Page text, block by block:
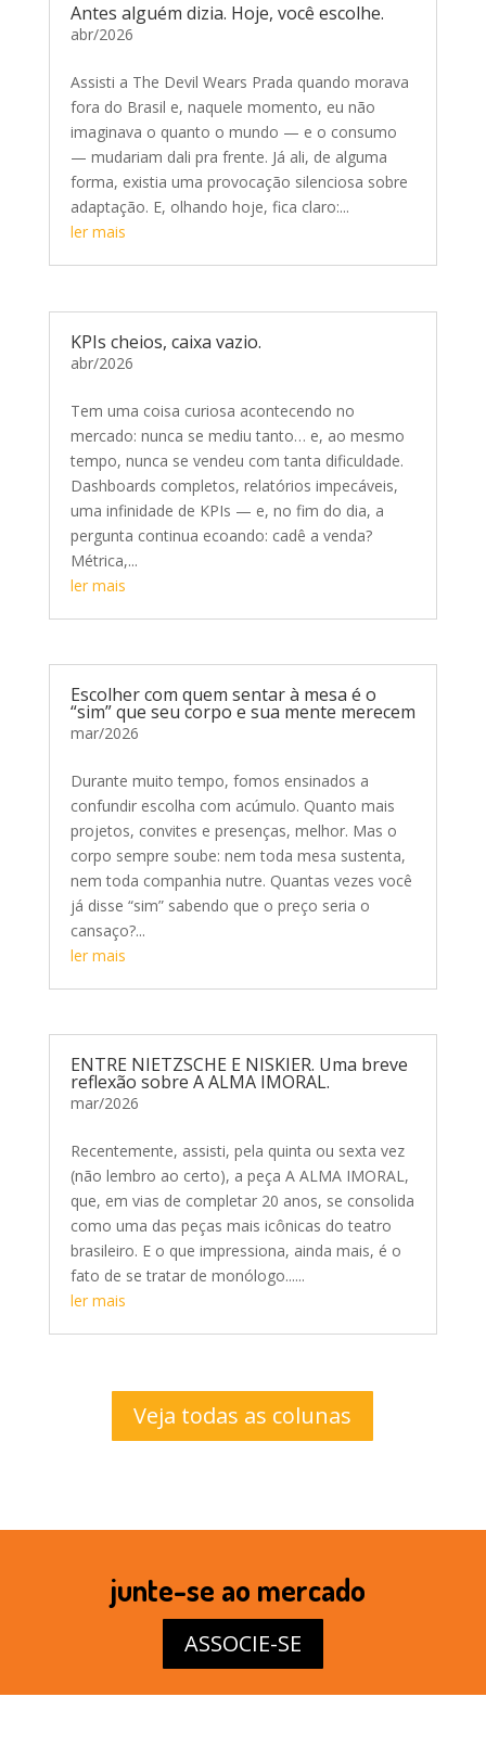
Antes alguém dizia. Hoje, você escolhe.
abr/2026
Assisti a The Devil Wears Prada quando morava
fora do Brasil e, naquele momento, eu não
imaginava o quanto o mundo — e o consumo
— mudariam dali pra frente. Já ali, de alguma
forma, existia uma provocação silenciosa sobre
adaptação. E, olhando hoje, fica claro:...
ler mais
KPIs cheios, caixa vazio.
abr/2026
Tem uma coisa curiosa acontecendo no
mercado: nunca se mediu tanto… e, ao mesmo
tempo, nunca se vendeu com tanta dificuldade.
Dashboards completos, relatórios impecáveis,
uma infinidade de KPIs — e, no fim do dia, a
pergunta continua ecoando: cadê a venda?
Métrica,...
ler mais
Escolher com quem sentar à mesa é o
“sim” que seu corpo e sua mente merecem
mar/2026
Durante muito tempo, fomos ensinados a
confundir escolha com acúmulo. Quanto mais
projetos, convites e presenças, melhor. Mas o
corpo sempre soube: nem toda mesa sustenta,
nem toda companhia nutre. Quantas vezes você
já disse “sim” sabendo que o preço seria o
cansaço?...
ler mais
ENTRE NIETZSCHE E NISKIER. Uma breve
reflexão sobre A ALMA IMORAL.
mar/2026
Recentemente, assisti, pela quinta ou sexta vez
(não lembro ao certo), a peça A ALMA IMORAL,
que, em vias de completar 20 anos, se consolida
como uma das peças mais icônicas do teatro
brasileiro. E o que impressiona, ainda mais, é o
fato de se tratar de monólogo......
ler mais
Veja todas as colunas
junte-se ao mercado
ASSOCIE-SE